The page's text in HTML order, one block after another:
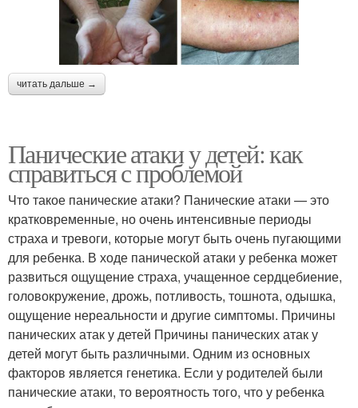
читать дальше →
Панические атаки у детей: как
справиться с проблемой
Что такое панические атаки? Панические атаки — это
кратковременные, но очень интенсивные периоды
страха и тревоги, которые могут быть очень пугающими
для ребенка. В ходе панической атаки у ребенка может
развиться ощущение страха, учащенное сердцебиение,
головокружение, дрожь, потливость, тошнота, одышка,
ощущение нереальности и другие симптомы. Причины
панических атак у детей Причины панических атак у
детей могут быть различными. Одним из основных
факторов является генетика. Если у родителей были
панические атаки, то вероятность того, что у ребенка